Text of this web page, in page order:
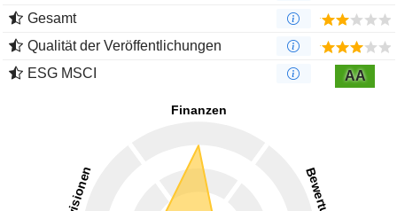
Gesamt
Qualität der Veröffentlichungen
ESG MSCI
AA